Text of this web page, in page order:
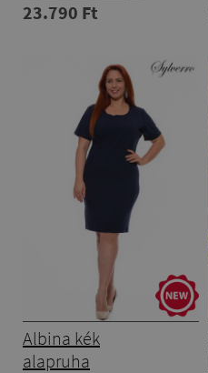
23.790 Ft
Albina kék
alapruha